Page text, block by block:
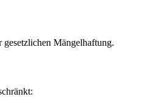
Mängelhaftung.